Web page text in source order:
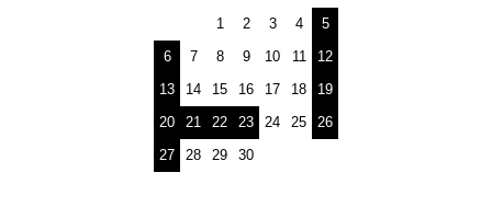
1
2 3 4
5
6
7 8 9 10 11
12
13
14 15 16 17 18
19
20
21 22 23 24 25
26
27
28 29 30